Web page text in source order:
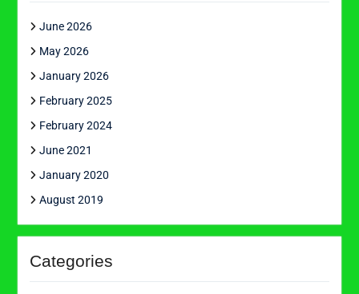
June 2026
May 2026
January 2026
February 2025
February 2024
June 2021
January 2020
August 2019
Categories